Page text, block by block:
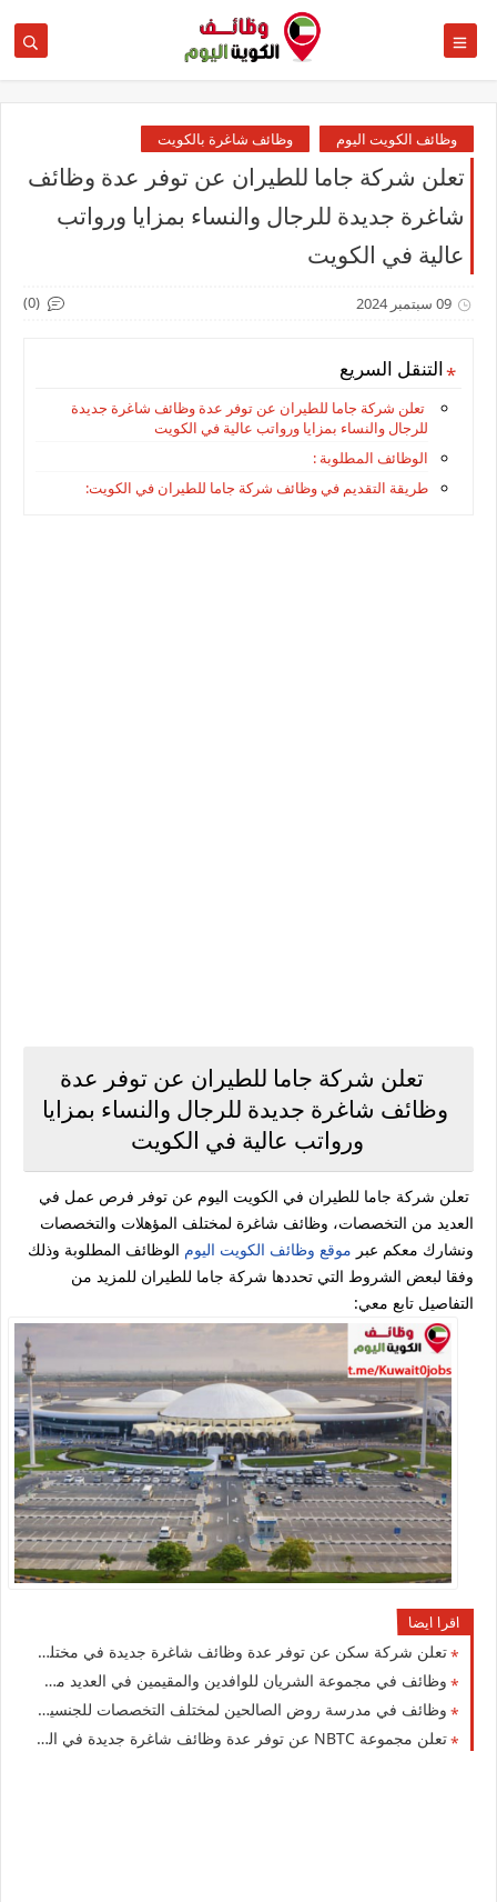
وظائف الكويت اليوم وظائف شاغرة بالكويت
تعلن شركة جاما للطيران عن توفر عدة وظائف
شاغرة جديدة للرجال والنساء بمزايا ورواتب
عالية في الكويت
09 سبتمبر 2024 (0)
التنقل السريع
تعلن شركة جاما للطيران عن توفر عدة وظائف شاغرة جديدة
للرجال والنساء بمزايا ورواتب عالية في الكويت
الوظائف المطلوبة :
طريقة التقديم في وظائف شركة جاما للطيران في الكويت:
تعلن شركة جاما للطيران عن توفر عدة
وظائف شاغرة جديدة للرجال والنساء بمزايا
ورواتب عالية في الكويت
تعلن شركة جاما للطيران في الكويت اليوم عن توفر فرص عمل في
العديد من التخصصات، وظائف شاغرة لمختلف المؤهلات والتخصصات
ونشارك معكم عبر موقع وظائف الكويت اليوم الوظائف المطلوبة وذلك
وفقا لبعض الشروط التي تحددها شركة جاما للطيران للمزيد من
التفاصيل تابع معي:
اقرا ايضا
تعلن شركة سكن عن توفر عدة وظائف شاغرة جديدة في مختلف التخصصات برواتب ومزايا عالية في الكويت
وظائف في مجموعة الشريان للوافدين والمقيمين في العديد من التخصصات للجنسيين بالكويت
وظائف في مدرسة روض الصالحين لمختلف التخصصات للجنسيين للوافدين والأجانب في الكويت لعام 2026
تعلن مجموعة NBTC عن توفر عدة وظائف شاغرة جديدة في العديد من التخصصات في الكويت 2026